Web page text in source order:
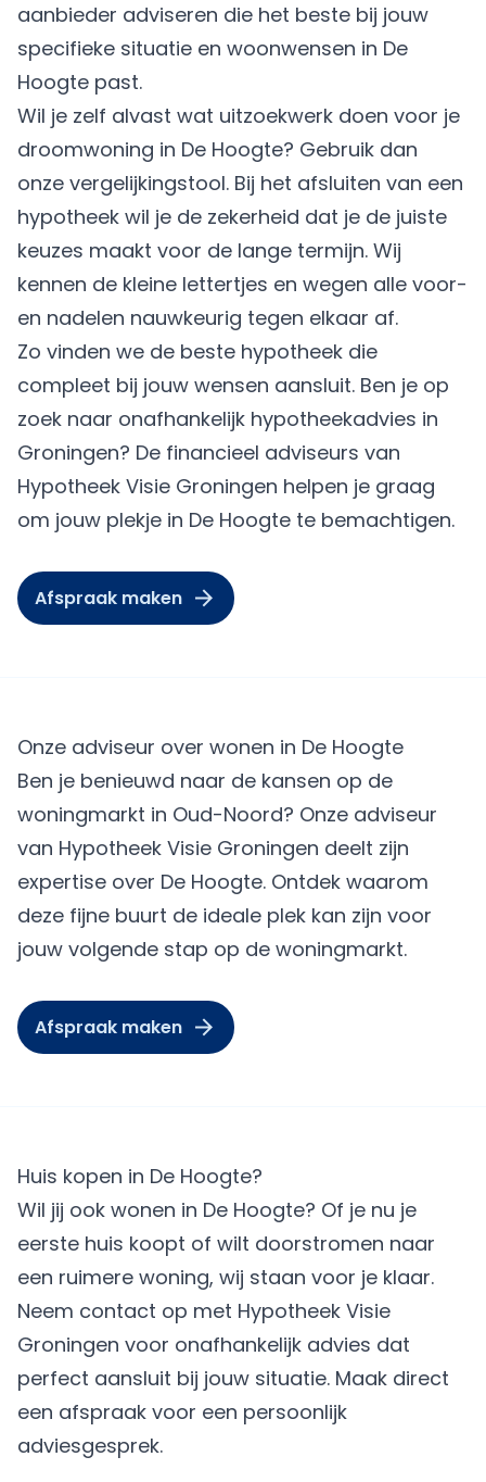
aanbieder adviseren die het beste bij jouw
specifieke situatie en woonwensen in De
Hoogte past.
Wil je zelf alvast wat uitzoekwerk doen voor je
droomwoning in De Hoogte? Gebruik dan
onze vergelijkingstool. Bij het afsluiten van een
hypotheek wil je de zekerheid dat je de juiste
keuzes maakt voor de lange termijn. Wij
kennen de kleine lettertjes en wegen alle voor-
en nadelen nauwkeurig tegen elkaar af.
Zo vinden we de beste hypotheek die
compleet bij jouw wensen aansluit. Ben je op
zoek naar onafhankelijk hypotheekadvies in
Groningen? De financieel adviseurs van
Hypotheek Visie Groningen helpen je graag
om jouw plekje in De Hoogte te bemachtigen.
Afspraak maken
Onze adviseur over wonen in De Hoogte
Ben je benieuwd naar de kansen op de
woningmarkt in Oud-Noord? Onze adviseur
van Hypotheek Visie Groningen deelt zijn
expertise over De Hoogte. Ontdek waarom
deze fijne buurt de ideale plek kan zijn voor
jouw volgende stap op de woningmarkt.
Afspraak maken
Huis kopen in De Hoogte?
Wil jij ook wonen in De Hoogte? Of je nu je
eerste huis koopt of wilt doorstromen naar
een ruimere woning, wij staan voor je klaar.
Neem contact op met Hypotheek Visie
Groningen voor onafhankelijk advies dat
perfect aansluit bij jouw situatie. Maak direct
een afspraak voor een persoonlijk
adviesgesprek.